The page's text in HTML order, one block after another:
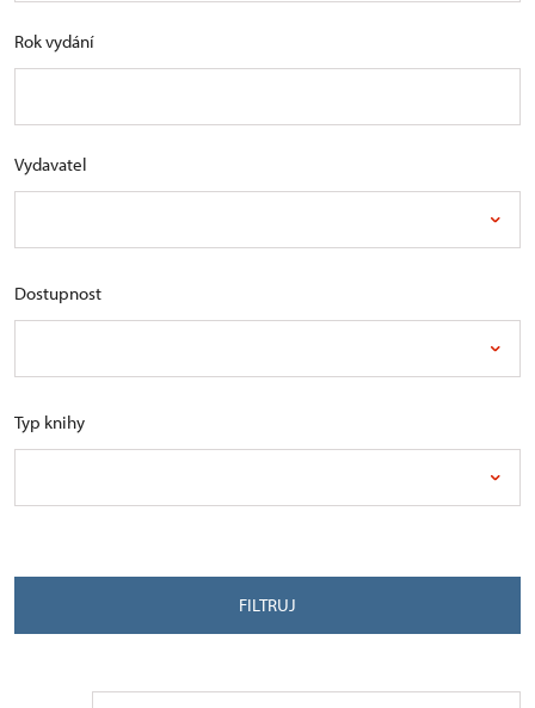
Rok vydání
Vydavatel
Dostupnost
Typ knihy
FILTRUJ